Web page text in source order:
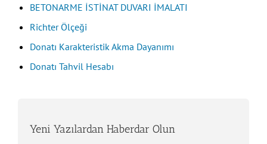
BETONARME İSTİNAT DUVARI İMALATI
Richter Ölçeği
Donatı Karakteristik Akma Dayanımı
Donatı Tahvil Hesabı
Yeni Yazılardan Haberdar Olun